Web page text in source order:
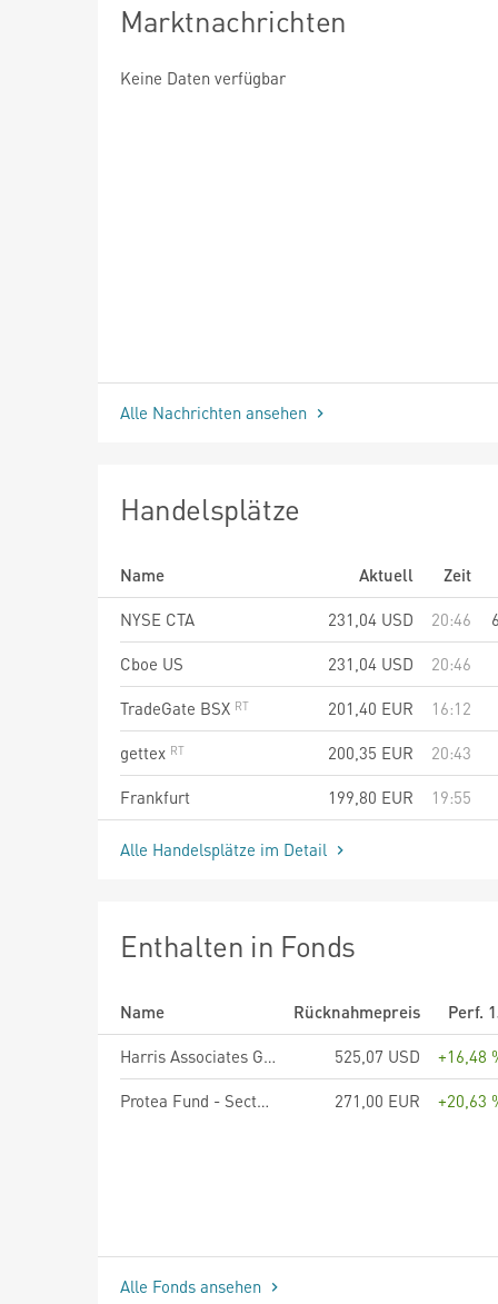
Marktnachrichten
Keine Daten verfügbar
Alle Nachrichten ansehen
Handelsplätze
Name Aktuell
Zeit
NYSE CTA
231,04 USD 20:46
Cboe US
231,04 USD
20:46
TradeGate BSX
201,40 EUR
16:12
gettex
200,35 EUR
20:43
Frankfurt
199,80 EUR 19:55
Alle Handelsplätze im Detail
Enthalten in Fonds
Name Rücknahmepreis
Perf.
Harris Associates Global Equity Fund R/A (USD)
525,07 USD
+16,48
Protea Fund - Sectoral Healthcare Opportunities Fund PH EUR
271,00 EUR +20,63
Alle Fonds ansehen